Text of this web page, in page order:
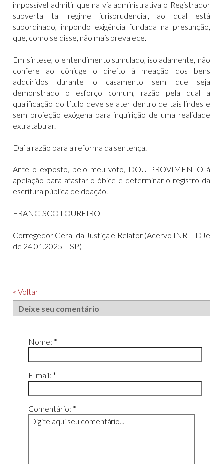
impossível admitir que na via administrativa o Registrador
subverta tal regime jurisprudencial, ao qual está
subordinado, impondo exigência fundada na presunção,
que, como se disse, não mais prevalece.
Em síntese, o entendimento sumulado, isoladamente, não
confere ao cônjuge o direito à meação dos bens
adquiridos durante o casamento sem que seja
demonstrado o esforço comum, razão pela qual a
qualificação do título deve se ater dentro de tais lindes e
sem projeção exógena para inquirição de uma realidade
extratabular.
Daí a razão para a reforma da sentença.
Ante o exposto, pelo meu voto, DOU PROVIMENTO à
apelação para afastar o óbice e determinar o registro da
escritura pública de doação.
FRANCISCO LOUREIRO
Corregedor Geral da Justiça e Relator (Acervo INR – DJe
de 24.01.2025 – SP)
« Voltar
Deixe seu comentário
Nome: *
E-mail: *
Comentário: *